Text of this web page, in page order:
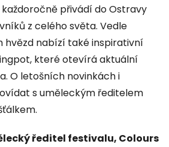
přivádí do Ostravy
z celého světa. Vedle
hvězd nabízí také inspirativní
které otevírá aktuální
O letošních novinkách i
s uměleckým ředitelem
ředitel festivalu, Colours